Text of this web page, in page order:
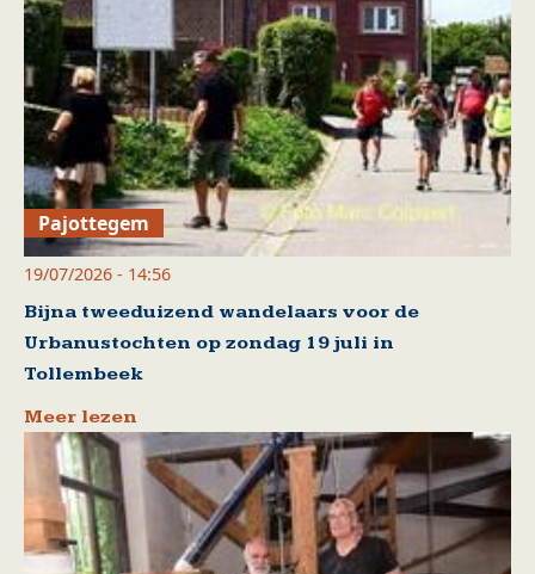
Pajottegem
19/07/2026 - 14:56
Bijna tweeduizend wandelaars voor de
Urbanustochten op zondag 19 juli in
Tollembeek
Meer lezen